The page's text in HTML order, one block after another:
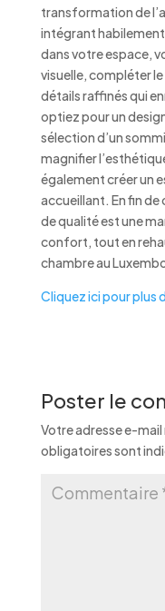
transformation de
intégrant
dans votre espace,
visuelle, compléter
détails raffinés qui
optiez pour un
sélection d’un
magnifier
également créer un
accueillant. En fin
de qualité est une
confort, tout en
chambre au
Cliquez ici pour plus
Poster le
Votre adresse e-mail
obligatoires sont